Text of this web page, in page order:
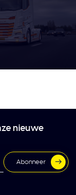
nieuwe
Abonneer